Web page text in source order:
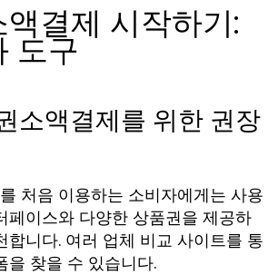
결제 시작하기:
도구
소액결제를 위한 권장
처음 이용하는 소비자에게는 사용
페이스와 다양한 상품권을 제공하
합니다. 여러 업체 비교 사이트를 통
을 찾을 수 있습니다.